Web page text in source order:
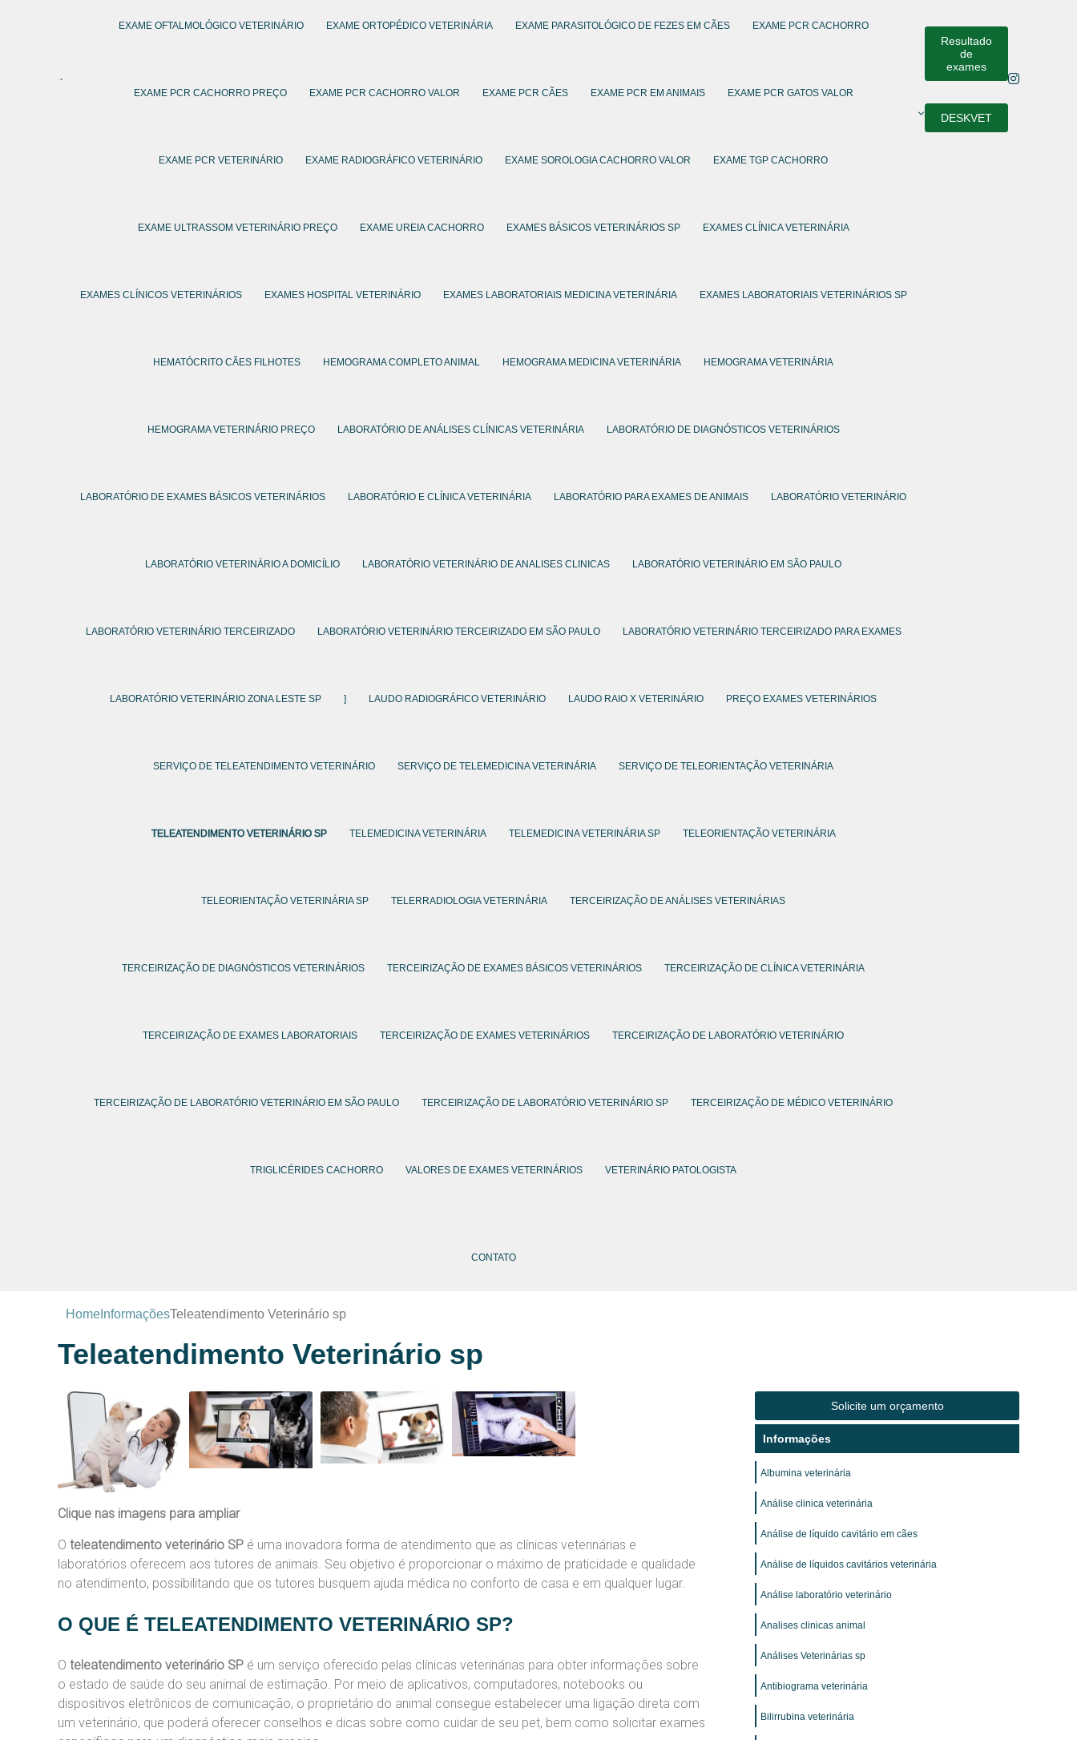
EXAME OFTALMOLÓGICO VETERINÁRIO EXAME ORTOPÉDICO VETERINÁRIA EXAME PARASITOLÓGICO DE FEZES EM CÃES EXAME PCR CACHORRO
EXAME PCR CACHORRO PREÇO EXAME PCR CACHORRO VALOR EXAME PCR CÃES EXAME PCR EM ANIMAIS EXAME PCR GATOS VALOR
EXAME PCR VETERINÁRIO EXAME RADIOGRÁFICO VETERINÁRIO EXAME SOROLOGIA CACHORRO VALOR EXAME TGP CACHORRO
EXAME ULTRASSOM VETERINÁRIO PREÇO EXAME UREIA CACHORRO EXAMES BÁSICOS VETERINÁRIOS SP EXAMES CLÍNICA VETERINÁRIA
EXAMES CLÍNICOS VETERINÁRIOS EXAMES HOSPITAL VETERINÁRIO EXAMES LABORATORIAIS MEDICINA VETERINÁRIA EXAMES LABORATORIAIS VETERINÁRIOS SP
HEMATÓCRITO CÃES FILHOTES HEMOGRAMA COMPLETO ANIMAL HEMOGRAMA MEDICINA VETERINÁRIA HEMOGRAMA VETERINÁRIA
HEMOGRAMA VETERINÁRIO PREÇO LABORATÓRIO DE ANÁLISES CLÍNICAS VETERINÁRIA LABORATÓRIO DE DIAGNÓSTICOS VETERINÁRIOS
LABORATÓRIO DE EXAMES BÁSICOS VETERINÁRIOS LABORATÓRIO E CLÍNICA VETERINÁRIA LABORATÓRIO PARA EXAMES DE ANIMAIS LABORATÓRIO VETERINÁRIO
LABORATÓRIO VETERINÁRIO A DOMICÍLIO LABORATÓRIO VETERINÁRIO DE ANALISES CLINICAS LABORATÓRIO VETERINÁRIO EM SÃO PAULO
LABORATÓRIO VETERINÁRIO TERCEIRIZADO LABORATÓRIO VETERINÁRIO TERCEIRIZADO EM SÃO PAULO LABORATÓRIO VETERINÁRIO TERCEIRIZADO PARA EXAMES
LABORATÓRIO VETERINÁRIO ZONA LESTE SP ] LAUDO RADIOGRÁFICO VETERINÁRIO LAUDO RAIO X VETERINÁRIO PREÇO EXAMES VETERINÁRIOS
SERVIÇO DE TELEATENDIMENTO VETERINÁRIO SERVIÇO DE TELEMEDICINA VETERINÁRIA SERVIÇO DE TELEORIENTAÇÃO VETERINÁRIA
TELEATENDIMENTO VETERINÁRIO SP TELEMEDICINA VETERINÁRIA TELEMEDICINA VETERINÁRIA SP TELEORIENTAÇÃO VETERINÁRIA
TELEORIENTAÇÃO VETERINÁRIA SP TELERRADIOLOGIA VETERINÁRIA TERCEIRIZAÇÃO DE ANÁLISES VETERINÁRIAS
TERCEIRIZAÇÃO DE DIAGNÓSTICOS VETERINÁRIOS TERCEIRIZAÇÃO DE EXAMES BÁSICOS VETERINÁRIOS TERCEIRIZAÇÃO DE CLÍNICA VETERINÁRIA
TERCEIRIZAÇÃO DE EXAMES LABORATORIAIS TERCEIRIZAÇÃO DE EXAMES VETERINÁRIOS TERCEIRIZAÇÃO DE LABORATÓRIO VETERINÁRIO
TERCEIRIZAÇÃO DE LABORATÓRIO VETERINÁRIO EM SÃO PAULO TERCEIRIZAÇÃO DE LABORATÓRIO VETERINÁRIO SP TERCEIRIZAÇÃO DE MÉDICO VETERINÁRIO
TRIGLICÉRIDES CACHORRO VALORES DE EXAMES VETERINÁRIOS VETERINÁRIO PATOLOGISTA
CONTATO
Resultado
de
exames
DESKVET
Home InformaçõesTeleatendimento Veterinário sp
Teleatendimento Veterinário sp
Clique nas imagens para ampliar
O teleatendimento veterinário SP é uma inovadora forma de atendimento que as clínicas veterinárias e
laboratórios oferecem aos tutores de animais. Seu objetivo é proporcionar o máximo de praticidade e qualidade
no atendimento, possibilitando que os tutores busquem ajuda médica no conforto de casa e em qualquer lugar.
O QUE É TELEATENDIMENTO VETERINÁRIO SP?
O teleatendimento veterinário SP é um serviço oferecido pelas clínicas veterinárias para obter informações sobre
o estado de saúde do seu animal de estimação. Por meio de aplicativos, computadores, notebooks ou
dispositivos eletrônicos de comunicação, o proprietário do animal consegue estabelecer uma ligação direta com
um veterinário, que poderá oferecer conselhos e dicas sobre como cuidar de seu pet, bem como solicitar exames
Solicite um orçamento
Informações
Albumina veterinária
Análise clinica veterinária
Análise de líquido cavitário em cães
Análise de líquidos cavitários veterinária
Análise laboratório veterinário
Analises clinicas animal
Análises Veterinárias sp
Antibiograma veterinária
Bilirrubina veterinária